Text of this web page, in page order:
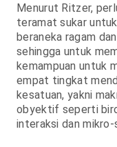
Menurut Ritzer,
teramat sukar
beraneka ragam
sehingga untuk
kemampuan untuk
empat tingkat
kesatuan, yakni
obyektif seperti
interaksi dan